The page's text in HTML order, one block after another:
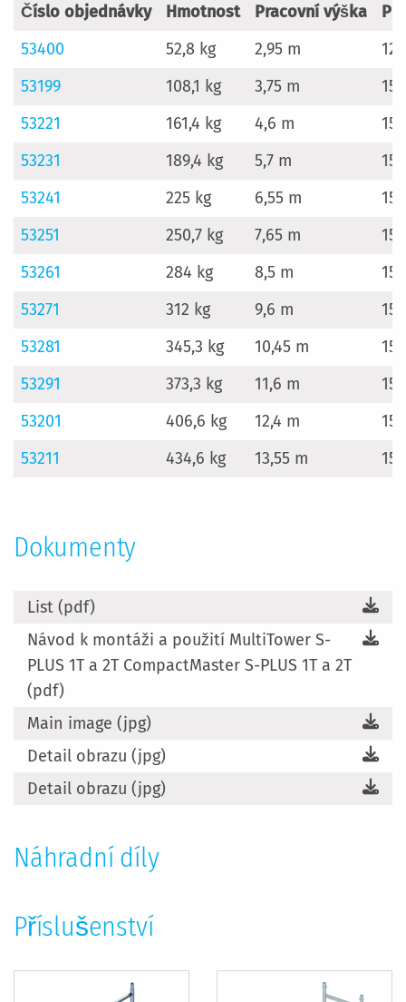
Číslo objednávky Hmotnost Pracovní výška
53400
52,8 kg 2,95 m
53199
108,1 kg 3,75 m
53221
161,4 kg 4,6 m
53231
189,4 kg 5,7 m
53241
225 kg 6,55 m
53251
250,7 kg 7,65 m
53261
284 kg 8,5 m
53271
312 kg 9,6 m
53281
345,3 kg 10,45 m
53291
373,3 kg 11,6 m
53201
406,6 kg 12,4 m
53211
434,6 kg 13,55 m
Dokumenty
List (pdf)
Návod k montáži a použití MultiTower S-
PLUS 1T a 2T CompactMaster S-PLUS 1T a 2T
(pdf)
Main image (jpg)
Detail obrazu (jpg)
Detail obrazu (jpg)
Náhradní díly
Příslušenství